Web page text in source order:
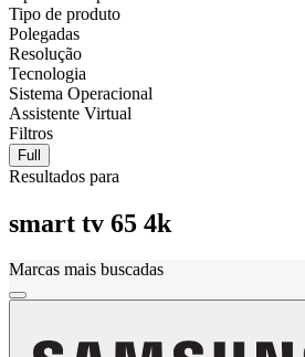
Tipo de produto
Polegadas
Resolução
Tecnologia
Sistema Operacional
Assistente Virtual
Filtros
Full
Resultados para
smart tv 65 4k
Marcas mais buscadas